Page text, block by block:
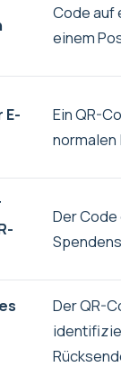
Code auf
einem
E-
Ein QR-
normalen
Der
Der QR-